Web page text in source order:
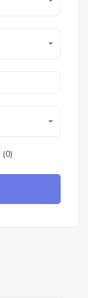
(0)